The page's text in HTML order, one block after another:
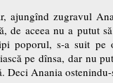
ajungînd zugravul
de aceea nu a putut
poporul, s-a suit
pe dînsa, dar nu
Deci Anania